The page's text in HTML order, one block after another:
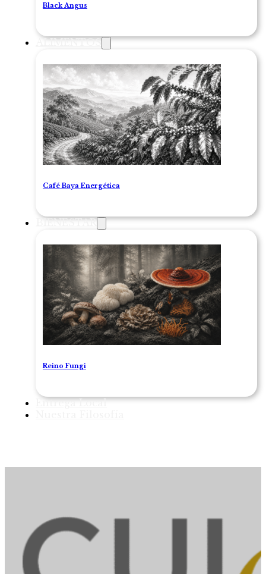
Black Angus
ALIMENTOS
Café Baya Energética
BIENESTAR
Reino Fungi
Entrega Local